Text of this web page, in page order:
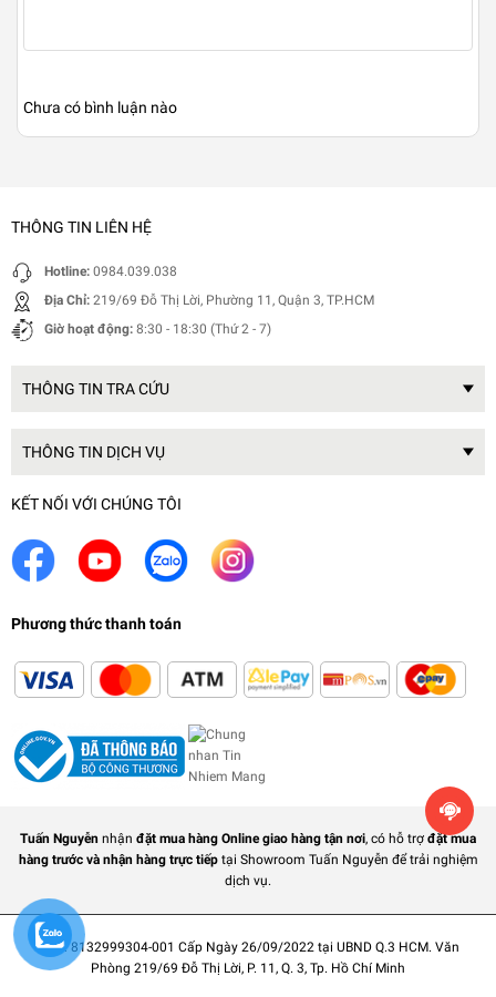
Chưa có bình luận nào
THÔNG TIN LIÊN HỆ
Hotline: 0984.039.038
Địa Chỉ: 219/69 Đỗ Thị Lời, Phường 11, Quận 3, TP.HCM
Giờ hoạt động: 8:30 - 18:30 (Thứ 2 - 7)
THÔNG TIN TRA CỨU
THÔNG TIN DỊCH VỤ
KẾT NỐI VỚI CHÚNG TÔI
Phương thức thanh toán
Tuấn Nguyễn nhận đặt mua hàng Online giao hàng tận nơi, có hỗ trợ đặt mua
hàng trước và nhận hàng trực tiếptại Showroom Tuấn Nguyễn để trải nghiệm
dịch vụ.
MST: 8132999304-001 Cấp Ngày 26/09/2022 tại UBND Q.3 HCM. Văn
Phòng 219/69 Đỗ Thị Lời, P. 11, Q. 3, Tp. Hồ Chí Minh